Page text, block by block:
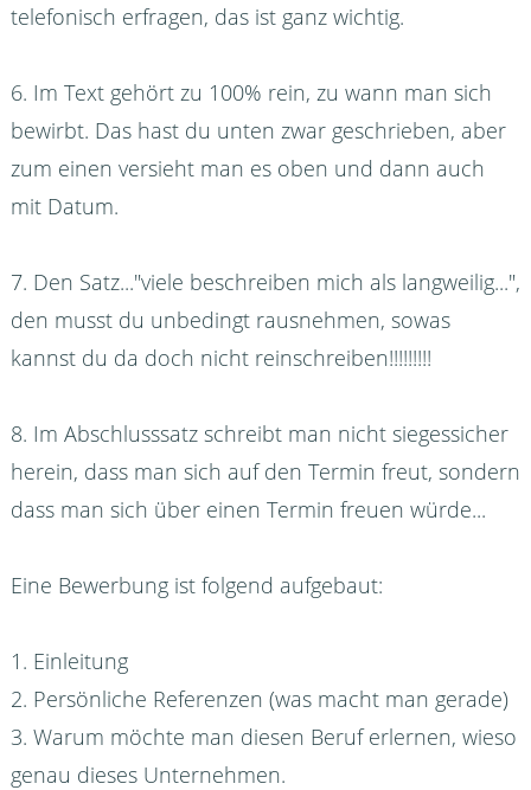
telefonisch erfragen, das ist ganz wichtig.
6. Im Text gehört zu 100% rein, zu wann man sich
bewirbt. Das hast du unten zwar geschrieben, aber
zum einen versieht man es oben und dann auch
mit Datum.
7. Den Satz..."viele beschreiben mich als langweilig...",
den musst du unbedingt rausnehmen, sowas
kannst du da doch nicht reinschreiben!!!!!!!!!
8. Im Abschlusssatz schreibt man nicht siegessicher
herein, dass man sich auf den Termin freut, sondern
dass man sich über einen Termin freuen würde...
Eine Bewerbung ist folgend aufgebaut:
1. Einleitung
2. Persönliche Referenzen (was macht man gerade)
3. Warum möchte man diesen Beruf erlernen, wieso
genau dieses Unternehmen.